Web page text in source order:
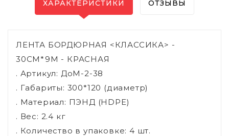
ХАРАКТЕРИСТИКИ ОТЗЫВЫ
ЛЕНТА БОРДЮРНАЯ <КЛАССИКА> -
30СМ*9М - КРАСНАЯ
. Артикул: ДоМ-2-38
. Габариты: 300*120 (диаметр)
. Материал: ПЭНД (HDPE)
. Вес: 2.4 кг
. Количество в упаковке: 4 шт.